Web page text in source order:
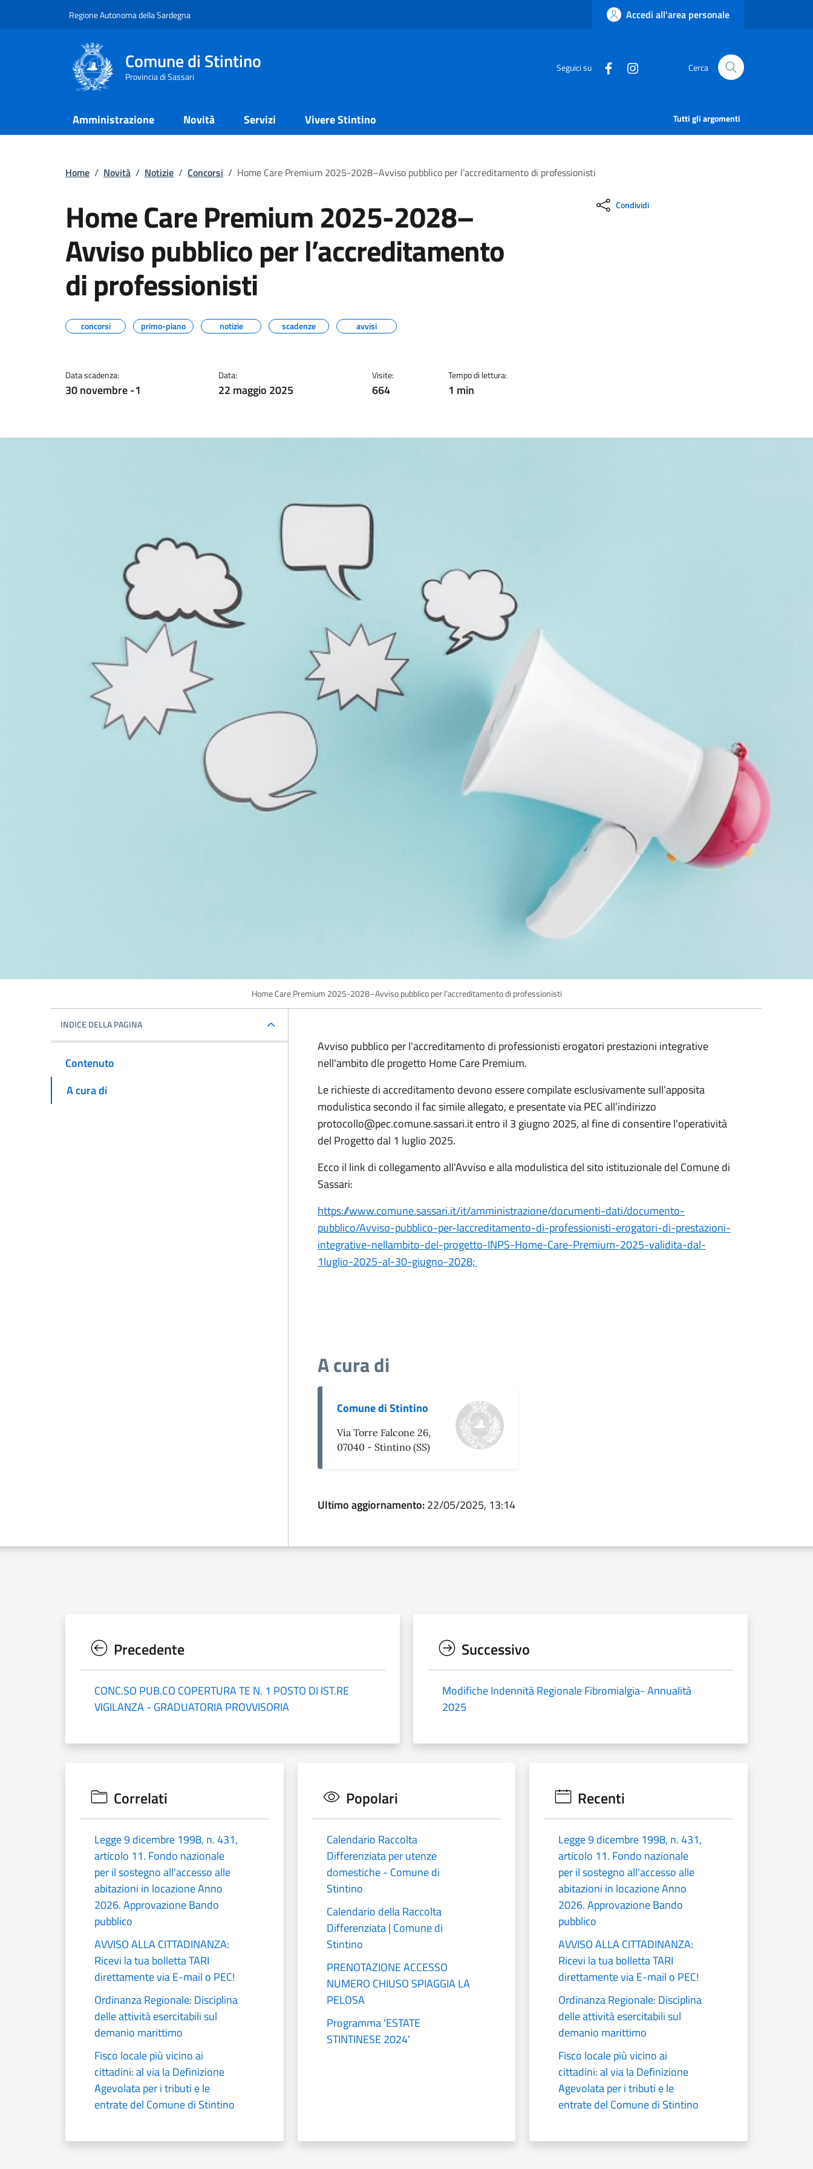
Regione Autonoma della Sardegna Accedi all'area personale
Comune di Stintino
Provincia di Sassari
Seguici su Cerca
Amministrazione Novità Servizi Vivere Stintino Tutti gli argomenti
Home / Novità / Notizie / Concorsi / Home Care Premium 2025-2028–Avviso pubblico per l’accreditamento di professionisti
Home Care Premium 2025-2028–
Avviso pubblico per l’accreditamento
di professionisti
concorsi primo-piano notizie scadenze avvisi
Data scadenza:
30 novembre -1
Data:
22 maggio 2025
Visite:
664
Tempo di lettura:
1 min
Condividi
Home Care Premium 2025-2028–Avviso pubblico per l’accreditamento di professionisti
INDICE DELLA PAGINA
Contenuto
A cura di
Avviso pubblico per l'accreditamento di professionisti erogatori prestazioni integrative
nell'ambito dle progetto Home Care Premium.
Le richieste di accreditamento devono essere compilate esclusivamente sull’apposita
modulistica secondo il fac simile allegato, e presentate via PEC all’indirizzo
protocollo@pec.comune.sassari.it entro il 3 giugno 2025, al fine di consentire l'operatività
del Progetto dal 1 luglio 2025.
Ecco il link di collegamento all'Avviso e alla modulistica del sito istituzionale del Comune di
Sassari:
https://www.comune.sassari.it/it/amministrazione/documenti-dati/documento-
pubblico/Avviso-pubblico-per-laccreditamento-di-professionisti-erogatori-di-prestazioni-
integrative-nellambito-del-progetto-INPS-Home-Care-Premium-2025-validita-dal-
1luglio-2025-al-30-giugno-2028;
A cura di
Comune di Stintino
Via Torre Falcone 26,
07040 - Stintino (SS)
Ultimo aggiornamento:22/05/2025, 13:14
Precedente
CONC.SO PUB.CO COPERTURA TE N. 1 POSTO DI IST.RE
VIGILANZA - GRADUATORIA PROVVISORIA
Successivo
Modifiche Indennità Regionale Fibromialgia- Annualità
2025
Correlati
Legge 9 dicembre 1998, n. 431,
articolo 11. Fondo nazionale
per il sostegno all'accesso alle
abitazioni in locazione Anno
2026. Approvazione Bando
pubblico
AVVISO ALLA CITTADINANZA:
Ricevi la tua bolletta TARI
direttamente via E-mail o PEC!
Ordinanza Regionale: Disciplina
delle attività esercitabili sul
demanio marittimo
Fisco locale più vicino ai
cittadini: al via la Definizione
Agevolata per i tributi e le
entrate del Comune di Stintino
Popolari
Calendario Raccolta
Differenziata per utenze
domestiche - Comune di
Stintino
Calendario della Raccolta
Differenziata | Comune di
Stintino
PRENOTAZIONE ACCESSO
NUMERO CHIUSO SPIAGGIA LA
PELOSA
Programma 'ESTATE
STINTINESE 2024'
Recenti
Legge 9 dicembre 1998, n. 431,
articolo 11. Fondo nazionale
per il sostegno all'accesso alle
abitazioni in locazione Anno
2026. Approvazione Bando
pubblico
AVVISO ALLA CITTADINANZA:
Ricevi la tua bolletta TARI
direttamente via E-mail o PEC!
Ordinanza Regionale: Disciplina
delle attività esercitabili sul
demanio marittimo
Fisco locale più vicino ai
cittadini: al via la Definizione
Agevolata per i tributi e le
entrate del Comune di Stintino